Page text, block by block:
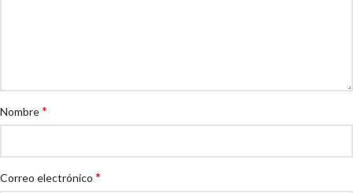
Nombre*
Correo electrónico *